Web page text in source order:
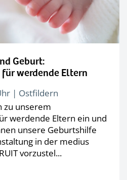
Geburt:
werdende Eltern
| Ostfildern
zu unserem
werdende Eltern ein und
unsere Geburtshilfe
in der medius
vorzustel...